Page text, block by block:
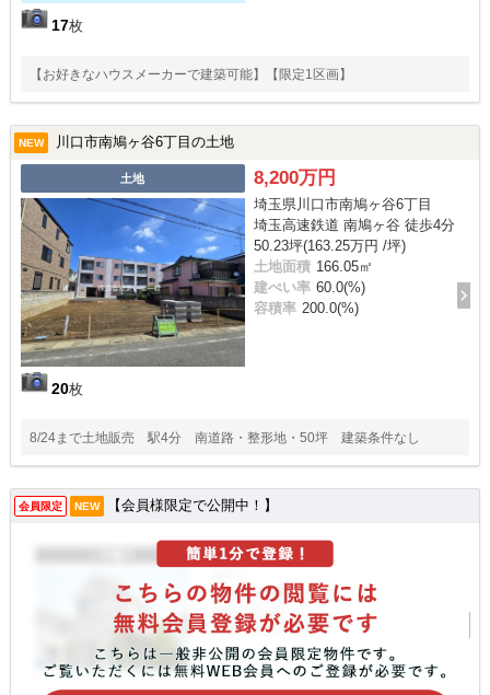
17枚
【お好きなハウスメーカーで建築可能】【限定1区画】
NEW 川口市南鳩ヶ谷6丁目の土地
土地
20枚
8,200万円
埼玉県川口市南鳩ヶ谷6丁目
埼玉高速鉄道 南鳩ヶ谷 徒歩4分
50.23坪(163.25万円 /坪)
土地面積 166.05㎡
建ぺい率 60.0(%)
容積率 200.0(%)
8/24まで土地販売 駅4分 南道路・整形地・50坪 建築条件なし
会員限定 NEW 【会員様限定で公開中！】